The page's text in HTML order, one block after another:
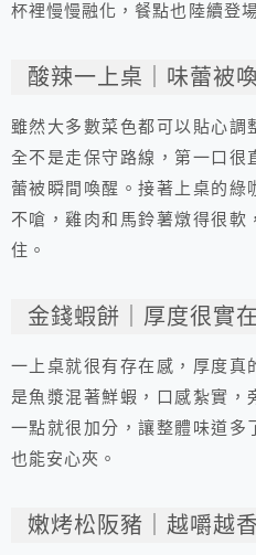
杯裡慢慢融化，餐點也陸續登場
酸辣一上桌｜味蕾被
雖然大多數菜色都可以貼心調
全不是走保守路線，第一口很
蕾被瞬間喚醒。接著上桌的綠
不嗆，雞肉和馬鈴薯燉得很軟
住。
金錢蝦餅｜厚度很實
一上桌就很有存在感，厚度真
是魚漿混著鮮蝦，口感紮實，
一點就很加分，讓整體味道多
也能安心夾。
嫩烤松阪豬｜越嚼越